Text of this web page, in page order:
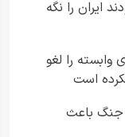
ایران را نگه
وابسته را لغو
است
جنگ باعث